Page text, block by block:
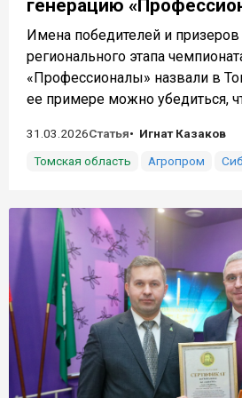
генерацию
Имена победителей и
регионального этапа
«Профессионалы» назвали в
ее примере можно убедиться,
31.03.2026Статья
Игнат Казаков
Томская область
Агропром